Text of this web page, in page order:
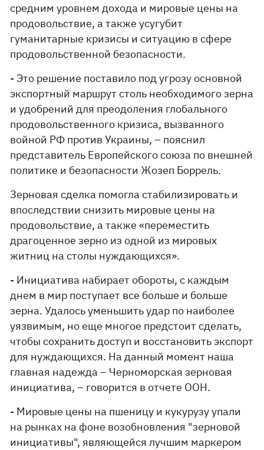
средним уровнем дохода и мировые цены на
продовольствие, а также усугубит
гуманитарные кризисы и ситуацию в сфере
продовольственной безопасности.
- Это решение поставило под угрозу основной
экспортный маршрут столь необходимого зерна
и удобрений для преодоления глобального
продовольственного кризиса, вызванного
войной РФ против Украины, – пояснил
представитель Европейского союза по внешней
политике и безопасности Жозеп Боррель.
Зерновая сделка помогла стабилизировать и
впоследствии снизить мировые цены на
продовольствие, а также «переместить
драгоценное зерно из одной из мировых
житниц на столы нуждающихся».
- Инициатива набирает обороты, с каждым
днем в мир поступает все больше и больше
зерна. Удалось уменьшить удар по наиболее
уязвимым, но еще многое предстоит сделать,
чтобы сохранить доступ и восстановить экспорт
для нуждающихся. На данный момент наша
главная надежда – Черноморская зерновая
инициатива, – говорится в отчете ООН.
- Мировые цены на пшеницу и кукурузу упали
на рынках на фоне возобновления "зерновой
инициативы", являющейся лучшим маркером